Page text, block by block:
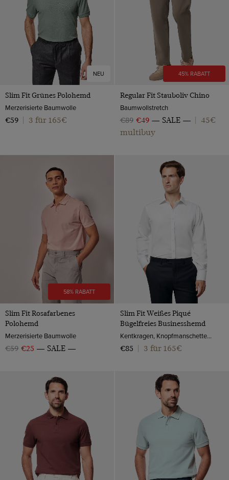
NEU
Slim Fit Grünes Polohemd
Merzerisierte Baumwolle
€59
3 für 165€
45% RABATT
Regular Fit Stauboliv Chino
Baumwollstretch
€89 €49 SALE
45€
multibuy
58% RABATT
Slim Fit Rosafarbenes
Polohemd
Merzerisierte Baumwolle
€59 €25 SALE
Slim Fit Weißes Piqué
Bügelfreies Businesshemd
Kentkragen, Knopfmanschette, 2-ply 100s Baumwolle
€85
3 für 165€